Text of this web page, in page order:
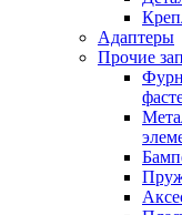
Адаптеры
Прочие